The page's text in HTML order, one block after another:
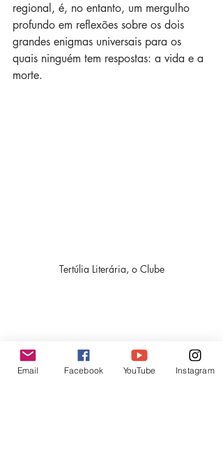
regional, é, no entanto, um mergulho
profundo em reflexões sobre os dois
grandes enigmas universais para os
quais ninguém tem respostas: a vida e a
morte.
Tertúlia Literária, o Clube
Email Facebook YouTube Instagram